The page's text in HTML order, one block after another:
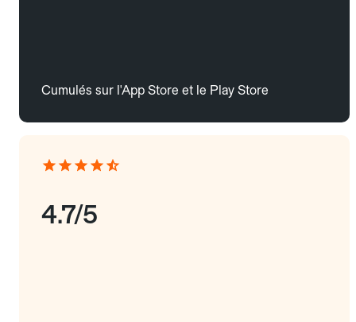
Cumulés sur l'App Store et le Play Store
4.7/5